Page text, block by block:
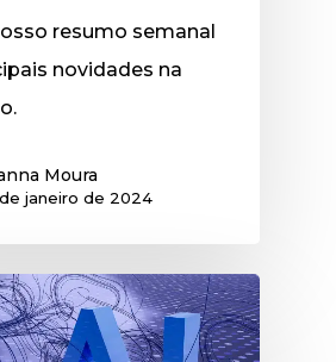
resumo semanal
novidades na
Moura
de janeiro de 2024